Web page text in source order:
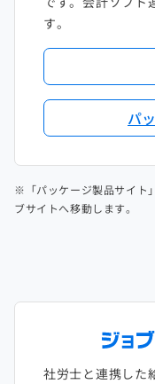
す。
パ
※「パッケージ製品サイト
ブサイトへ移動します。
社労士と連携した